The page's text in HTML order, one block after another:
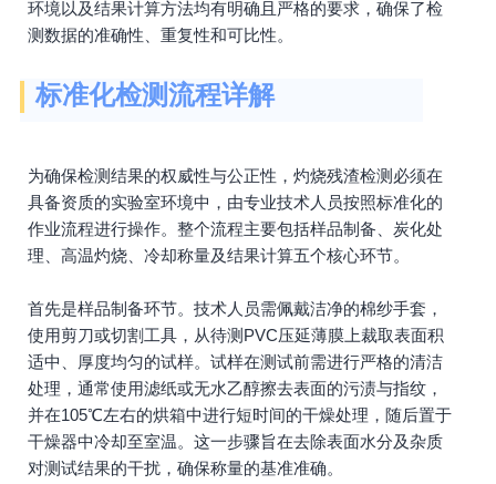
环境以及结果计算方法均有明确且严格的要求，确保了检
测数据的准确性、重复性和可比性。
标准化检测流程详解
为确保检测结果的权威性与公正性，灼烧残渣检测必须在
具备资质的实验室环境中，由专业技术人员按照标准化的
作业流程进行操作。整个流程主要包括样品制备、炭化处
理、高温灼烧、冷却称量及结果计算五个核心环节。
首先是样品制备环节。技术人员需佩戴洁净的棉纱手套，
使用剪刀或切割工具，从待测PVC压延薄膜上裁取表面积
适中、厚度均匀的试样。试样在测试前需进行严格的清洁
处理，通常使用滤纸或无水乙醇擦去表面的污渍与指纹，
并在105℃左右的烘箱中进行短时间的干燥处理，随后置于
干燥器中冷却至室温。这一步骤旨在去除表面水分及杂质
对测试结果的干扰，确保称量的基准准确。